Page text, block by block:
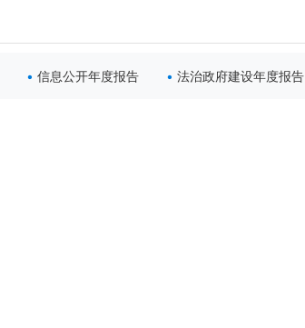
信息公开年度报告 法治政府建设年度报告